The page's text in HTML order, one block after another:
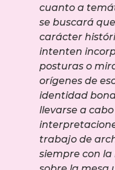
cuanto a
se buscará
carácter
intenten
posturas o
orígenes de
identidad
llevarse a
trabajo de
siempre con